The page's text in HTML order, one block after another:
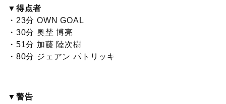
o
k
r
▼得点者
・23分 OWN GOAL
・30分 奥埜 博亮
・51分 加藤 陸次樹
・80分 ジェアン パトリッキ
▼警告